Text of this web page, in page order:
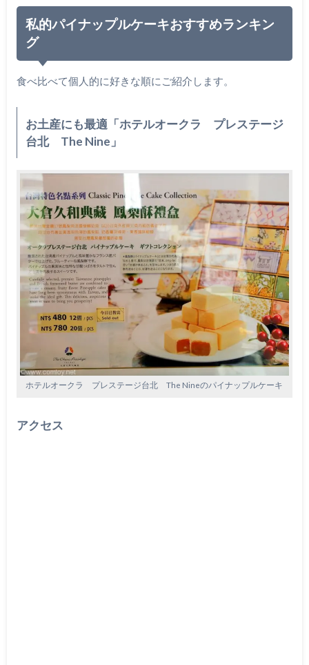
私的パイナップルケーキおすすめランキン
グ
食べ比べて個人的に好きな順にご紹介します。
お土産にも最適「ホテルオークラ プレステージ
台北 The Nine」
ホテルオークラ プレステージ台北 The Nineのパイナップルケーキ
アクセス